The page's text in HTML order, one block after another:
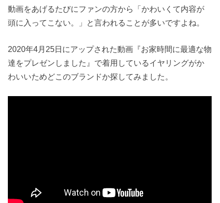
動画をあげるたびにファンの方から「かわいくて内容が
頭に入ってこない。」と言われることが多いですよね。
2020年4月25日にアップされた動画『お家時間に最適な物
達をプレゼンしました』で着用しているイヤリングがか
わいいためどこのブランドか探してみました。